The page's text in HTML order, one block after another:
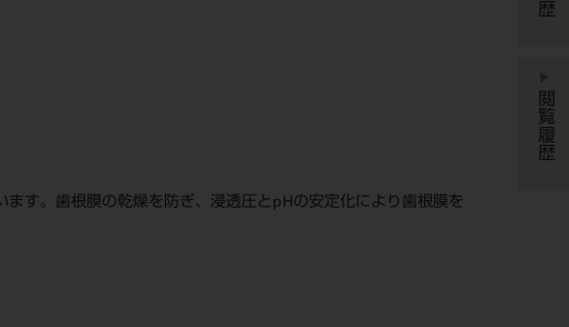
す。歯根膜の乾燥を防ぎ、浸透圧とpHの安定化により歯根膜を
閲覧履歴